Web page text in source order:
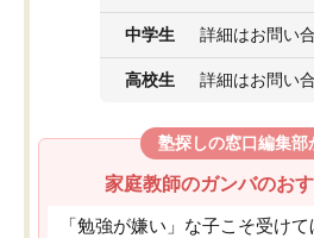
中学生 詳細はお問い
高校生 詳細はお問い
塾探しの窓口編集部
家庭教師のガンバのお
「勉強が嫌い」な子こそ受け